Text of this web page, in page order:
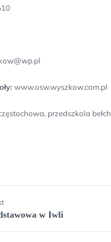
www.osw.wyszkow.com.pl
przedszkola
w Iwli